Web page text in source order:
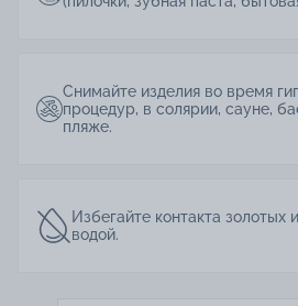
Снимайте изделия во время
процедур, в солярии, сауне,
пляже.
Избегайте контакта золотых
водой.